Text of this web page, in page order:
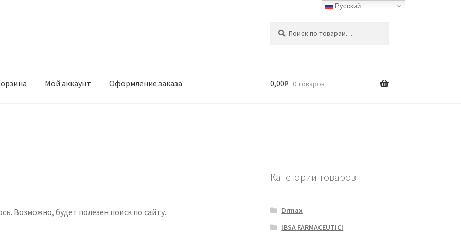
Мой аккаунт Оформление заказа 0,00₽ 0 товаров
Возможно, будет полезен поиск по сайту.
Категории товаров
Drmax
IBSA FARMACEUTICI
Русский